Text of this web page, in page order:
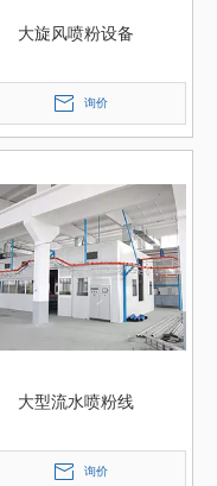
大旋风喷粉设备
询价
大型流水喷粉线
询价